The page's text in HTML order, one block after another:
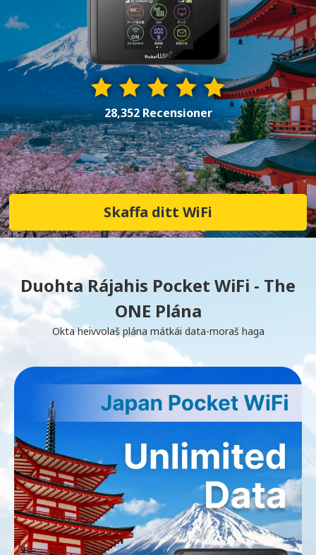
28,352 Recensioner
Skaffa ditt WiFi
Duohta Rájahis Pocket WiFi - The
ONE Plána
Okta heivvolaš plána mátkái data-moraš haga